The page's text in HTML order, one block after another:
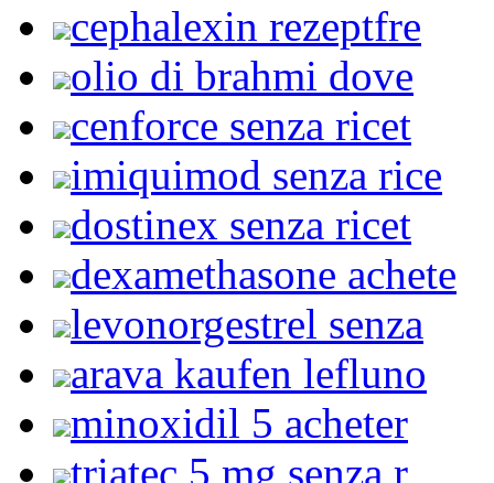
cephalexin rezeptfre
olio di brahmi dove
cenforce senza ricet
imiquimod senza rice
dostinex senza ricet
dexamethasone achete
levonorgestrel senza
arava kaufen lefluno
minoxidil 5 acheter
triatec 5 mg senza r